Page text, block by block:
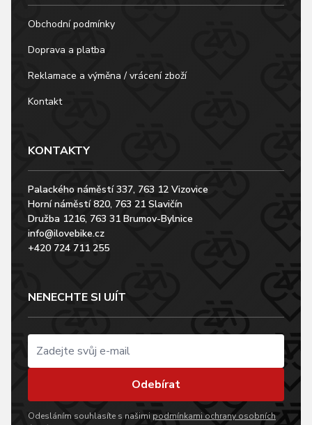
Obchodní podmínky
Doprava a platba
Reklamace a výměna / vrácení zboží
Kontakt
KONTAKTY
Palackého náměstí 337, 763 12 Vizovice
Horní náměstí 820, 763 21 Slavičín
Družba 1216, 763 31 Brumov-Bylnice
info@ilovebike.cz
+420 724 711 255
NENECHTE SI UJÍT
Odebírat
Odesláním souhlasíte s našimi podmínkami ochrany osobních